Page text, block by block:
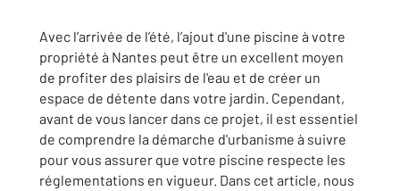
Avec l’arrivée de l’été, l’ajout d'une piscine à votre
propriété à Nantes peut être un excellent moyen
de profiter des plaisirs de l'eau et de créer un
espace de détente dans votre jardin. Cependant,
avant de vous lancer dans ce projet, il est essentiel
de comprendre la démarche d'urbanisme à suivre
pour vous assurer que votre piscine respecte les
réglementations en vigueur. Dans cet article, nous